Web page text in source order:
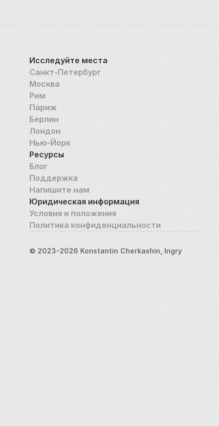
Исследуйте места
Санкт-Петербург
Москва
Рим
Париж
Берлин
Лондон
Нью-Йорк
Ресурсы
Блог
Поддержка
Напишите нам
Юридическая информация
Условия и положения
Политика конфиденциальности
© 2023-2026 Konstantin Cherkashin, Ingry